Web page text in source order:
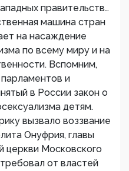
правительств…
машина стран
на насаждение
по всему миру и на
Вспомним,
и
в России закон о
детям.
вызвало воззвание
Онуфрия, главы
церкви Московского
от властей